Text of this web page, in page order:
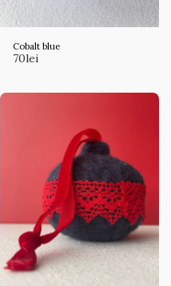
Cobalt blue
70lei